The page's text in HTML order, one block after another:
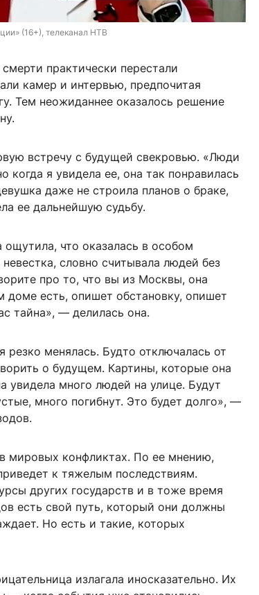
(16+), телеканал НТВ
практически перестали
камер и интервью, предпочитая
Тем неожиданнее оказалось решение
встречу с будущей свекровью. «Люди
когда я увидела ее, она так понравилась
даже не строила планов о браке,
ее дальнейшую судьбу.
что оказалась в особом
словно считывала людей без
про то, что вы из Москвы, она
доме есть, опишет обстановку, опишет
тайна», — делилась она.
менялась. Будто отключалась от
о будущем. Картины, которые она
увидела много людей на улице. Будут
много погибнут. Это будет долго», —
мировых конфликтах. По ее мнению,
к тяжелым последствиям.
других государств и в тоже время
есть свой путь, который они должны
Но есть и такие, которых
излагала иносказательно. Их